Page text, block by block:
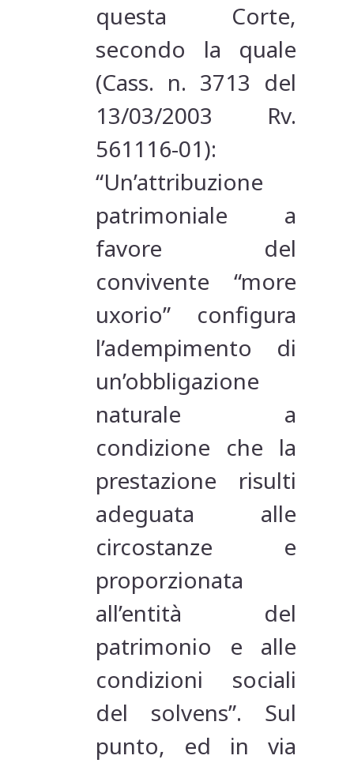
questa Corte,
secondo la quale
(Cass. n. 3713 del
13/03/2003 Rv.
561116-01):
“Un’attribuzione
patrimoniale a
favore del
convivente “more
uxorio” configura
l’adempimento di
un’obbligazione
naturale a
condizione che la
prestazione risulti
adeguata alle
circostanze e
proporzionata
all’entità del
patrimonio e alle
condizioni sociali
del solvens”. Sul
punto, ed in via